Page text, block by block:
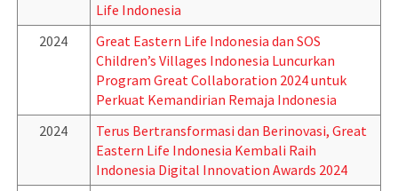
Life Indonesia
2024
Great Eastern Life Indonesia dan SOS
Children’s Villages Indonesia Luncurkan
Program Great Collaboration 2024 untuk
Perkuat Kemandirian Remaja Indonesia
2024
Terus Bertransformasi dan Berinovasi, Great
Eastern Life Indonesia Kembali Raih
Indonesia Digital Innovation Awards 2024